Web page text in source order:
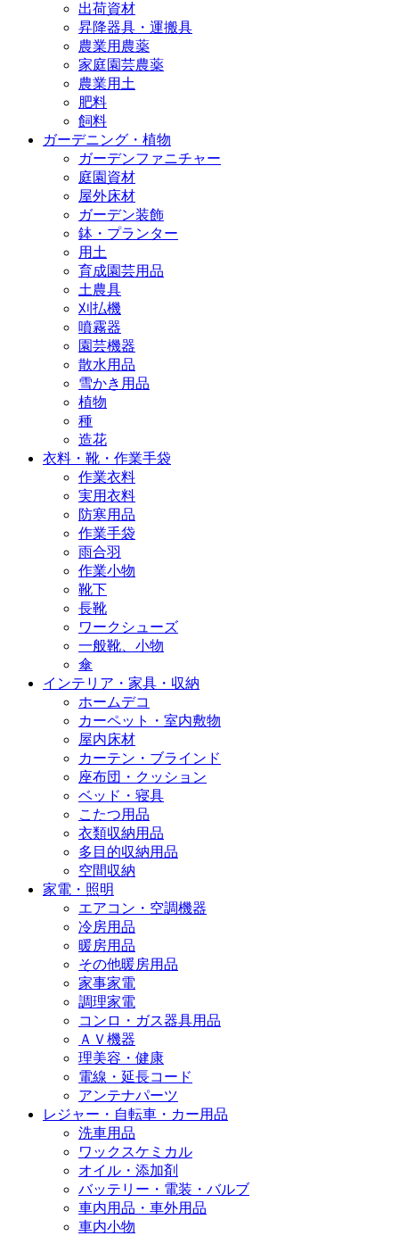
出荷資材
昇降器具・運搬具
農業用農薬
家庭園芸農薬
農業用土
肥料
飼料
ガーデニング・植物
ガーデンファニチャー
庭園資材
屋外床材
ガーデン装飾
鉢・プランター
用土
育成園芸用品
土農具
刈払機
噴霧器
園芸機器
散水用品
雪かき用品
植物
種
造花
衣料・靴・作業手袋
作業衣料
実用衣料
防寒用品
作業手袋
雨合羽
作業小物
靴下
長靴
ワークシューズ
一般靴、小物
傘
インテリア・家具・収納
ホームデコ
カーペット・室内敷物
屋内床材
カーテン・ブラインド
座布団・クッション
ベッド・寝具
こたつ用品
衣類収納用品
多目的収納用品
空間収納
家電・照明
エアコン・空調機器
冷房用品
暖房用品
その他暖房用品
家事家電
調理家電
コンロ・ガス器具用品
ＡＶ機器
理美容・健康
電線・延長コード
アンテナパーツ
レジャー・自転車・カー用品
洗車用品
ワックスケミカル
オイル・添加剤
バッテリー・電装・バルブ
車内用品・車外用品
車内小物